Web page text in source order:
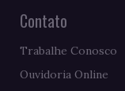
Contato
Trabalhe Conosco
Ouvidoria Online